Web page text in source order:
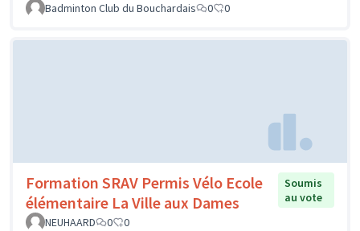
Badminton Club du Bouchardais 0 0
Formation SRAV Permis Vélo Ecole
élémentaire La Ville aux Dames
Soumis
au vote
NEUHAARD
0 0